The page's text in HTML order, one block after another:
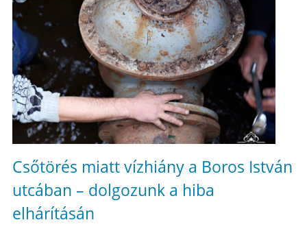
Csőtörés miatt vízhiány a Boros István
utcában – dolgozunk a hiba
elhárításán